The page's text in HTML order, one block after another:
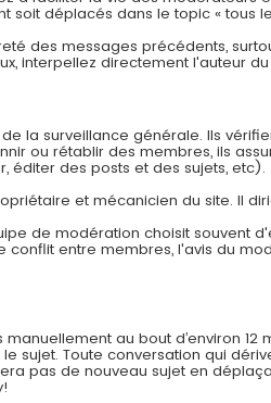
soit déplacés dans le topic « tous
des messages précédents,
interpellez directement l'auteur
la surveillance générale. Ils
ou rétablir des membres, ils
éditer des posts et des sujets, etc).
et mécanicien du site. Il
de modération choisit souvent
conflit entre membres, l'avis du
au bout d’environ
sujet. Toute conversation qui
pas de nouveau sujet en